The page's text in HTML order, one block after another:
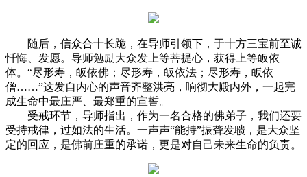
随后，信众合十长跪，在导师引领下，于十方三宝前至诚
忏悔、发愿。导师勉励大众发上等菩提心，获得上等皈依
体。“尽形寿，皈依佛；尽形寿，皈依法；尽形寿，皈依
僧……”这发自内心的声音齐整洪亮，响彻大殿内外，一起完
成生命中最庄严、最郑重的宣誓。
受戒环节，导师指出，作为一名合格的佛弟子，我们还要
受持戒律，过如法的生活。一声声“能持”振聋发聩，是大众坚
定的回应，是佛前庄重的承诺，更是对自己未来生命的负责。